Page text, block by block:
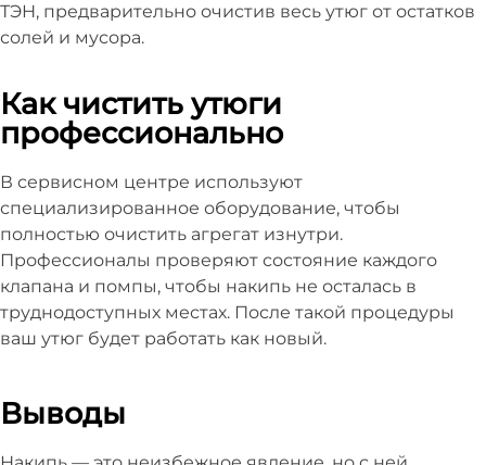
ТЭН, предварительно очистив весь утюг от остатков
солей и мусора.
Как чистить утюги
профессионально
В сервисном центре используют
специализированное оборудование, чтобы
полностью очистить агрегат изнутри.
Профессионалы проверяют состояние каждого
клапана и помпы, чтобы накипь не осталась в
труднодоступных местах. После такой процедуры
ваш утюг будет работать как новый.
Выводы